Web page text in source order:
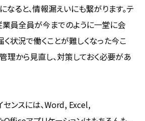
ると、情報漏えいにも繋がります。テ
業員全員が今までのように一堂に会
く状況で働くことが難しくなった今こ
理から見直し、対策しておく必要があ
ンスには、Word, Excel,